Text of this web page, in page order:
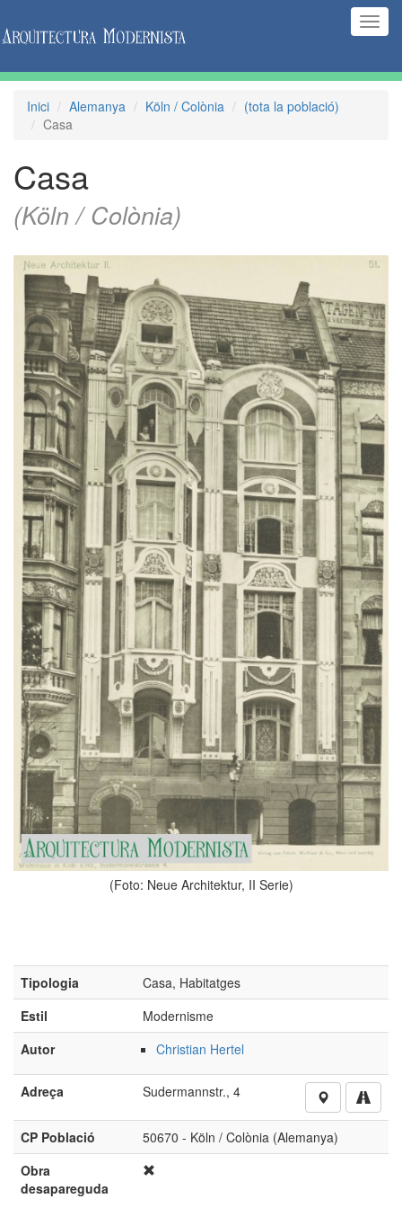
Inici Alemanya Köln / Colònia
(tota la població)
Casa
Casa
(Köln / Colònia)
(Foto: Neue Architektur, II Serie)
Tipologia
Casa, Habitatges
Estil
Modernisme
Autor
Christian Hertel
Adreça Sudermannstr., 4
CP Població
50670 - Köln / Colònia (Alemanya)
Obra
desapareguda